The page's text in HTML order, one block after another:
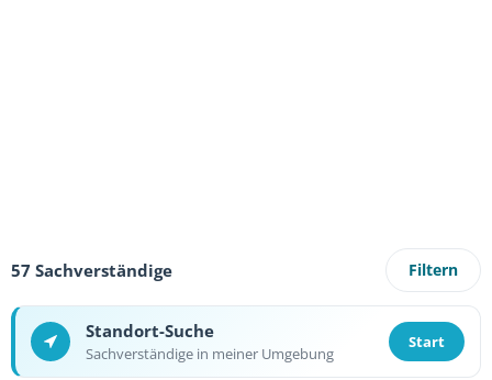
57 Sachverständige Filtern
Standort-Suche
Sachverständige in meiner Umgebung
Start